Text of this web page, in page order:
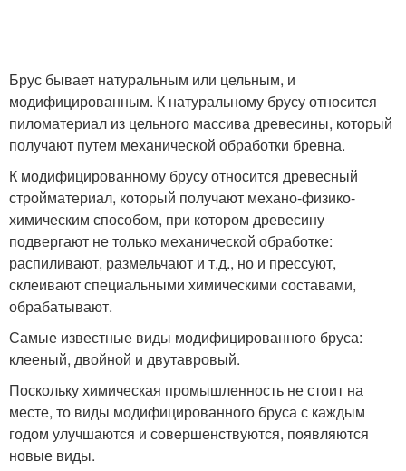
Брус бывает натуральным или цельным, и
модифицированным. К натуральному брусу относится
пиломатериал из цельного массива древесины, который
получают путем механической обработки бревна.
К модифицированному брусу относится древесный
стройматериал, который получают механо-физико-
химическим способом, при котором древесину
подвергают не только механической обработке:
распиливают, размельчают и т.д., но и прессуют,
склеивают специальными химическими составами,
обрабатывают.
Самые известные виды модифицированного бруса:
клееный, двойной и двутавровый.
Поскольку химическая промышленность не стоит на
месте, то виды модифицированного бруса с каждым
годом улучшаются и совершенствуются, появляются
новые виды.